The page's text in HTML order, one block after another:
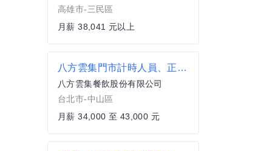
高雄市-三民區
月薪 38,041 元以上
八方雲集門市計時人員、正職人員/台北錦州店
八方雲集餐飲股份有限公司
台北市-中山區
月薪 34,000 至 43,000 元